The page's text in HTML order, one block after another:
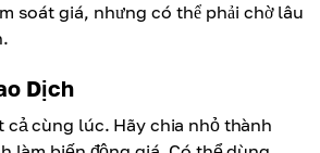
soát giá, nhưng có thể phải chờ lâu
Dịch
cả cùng lúc. Hãy chia nhỏ thành